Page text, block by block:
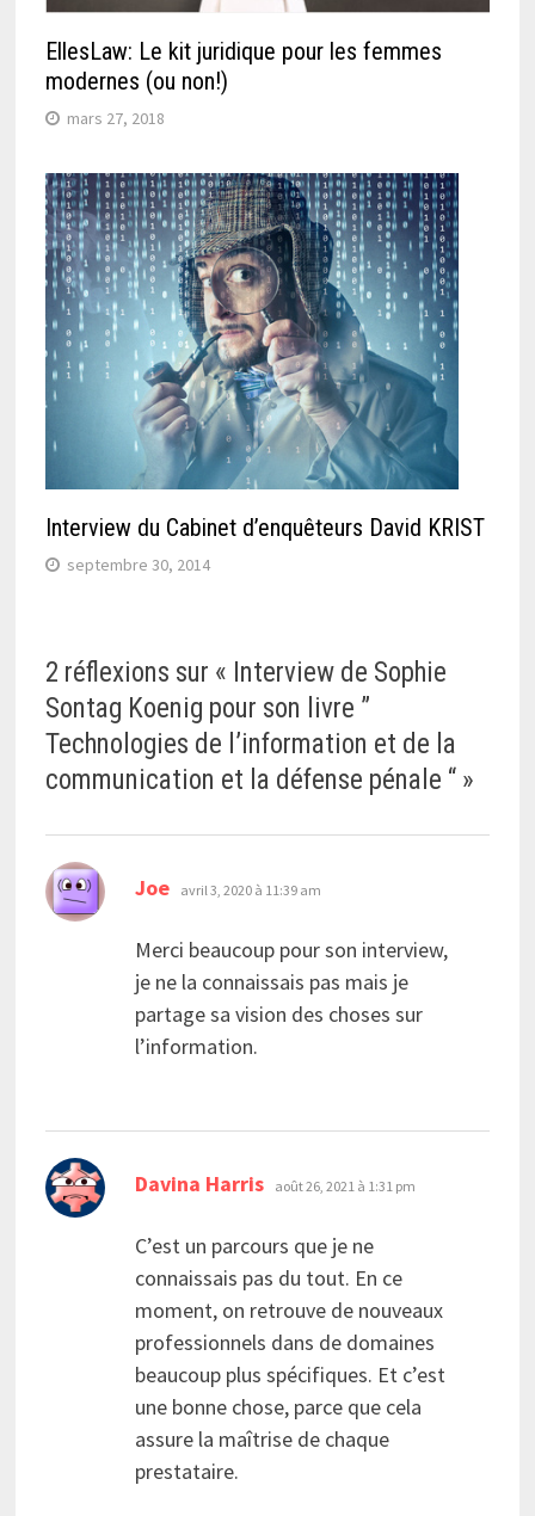
EllesLaw: Le kit juridique pour les femmes
modernes (ou non!)
mars 27, 2018
Interview du Cabinet d’enquêteurs David KRIST
septembre 30, 2014
2 réflexions sur « Interview de Sophie
Sontag Koenig pour son livre ”
Technologies de l’information et de la
communication et la défense pénale “»
Joe dit :
avril 3, 2020 à 11:39 am
Merci beaucoup pour son interview,
je ne la connaissais pas mais je
partage sa vision des choses sur
l’information.
Davina Harris dit :
août 26, 2021 à 1:31 pm
C’est un parcours que je ne
connaissais pas du tout. En ce
moment, on retrouve de nouveaux
professionnels dans de domaines
beaucoup plus spécifiques. Et c’est
une bonne chose, parce que cela
assure la maîtrise de chaque
prestataire.